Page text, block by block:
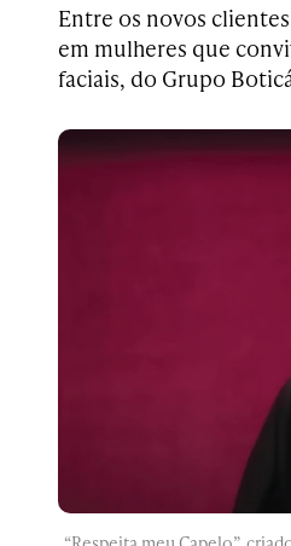
Entre os novos
em mulheres que
faciais, do Grupo